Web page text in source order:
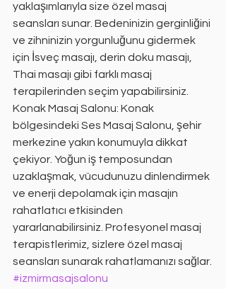
yaklaşımlarıyla size özel masaj
seansları sunar. Bedeninizin gerginliğini
ve zihninizin yorgunluğunu gidermek
için İsveç masajı, derin doku masajı,
Thai masajı gibi farklı masaj
terapilerinden seçim yapabilirsiniz.
Konak Masaj Salonu: Konak
bölgesindeki Ses Masaj Salonu, şehir
merkezine yakın konumuyla dikkat
çekiyor. Yoğun iş temposundan
uzaklaşmak, vücudunuzu dinlendirmek
ve enerji depolamak için masajın
rahatlatıcı etkisinden
yararlanabilirsiniz. Profesyonel masaj
terapistlerimiz, sizlere özel masaj
seansları sunarak rahatlamanızı sağlar.
#izmirmasajsalonu